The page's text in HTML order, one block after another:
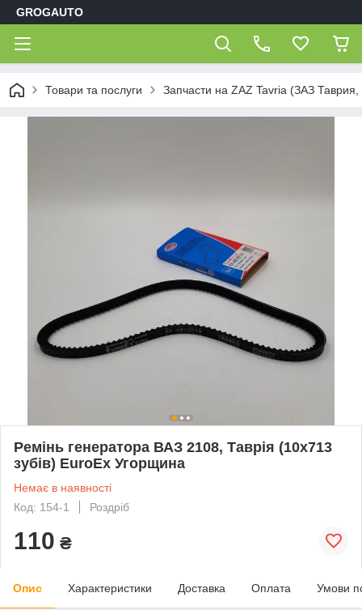
GROGAUTO
Товари та послуги Запчасти на ZAZ Tavria (ЗАЗ Таврия,
Ремінь генератора ВАЗ 2108, Таврія (10х713
зубів) EuroEx Угорщина
Немає в наявності
Код: 154-1
Роздріб
110 ₴
Опис Характеристики Доставка Оплата Умови